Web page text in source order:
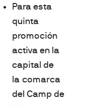
Para esta
quinta
promoción
activa en la
capital de
la comarca
del Camp de